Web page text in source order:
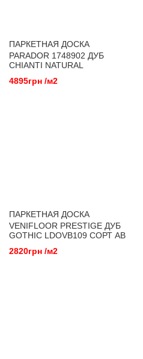
ПАРКЕТНАЯ ДОСКА
PARADOR 1748902 ДУБ
CHIANTI NATURAL
4895грн /м2
ПАРКЕТНАЯ ДОСКА
VENIFLOOR PRESTIGE ДУБ
GOTHIC LDOVB109 СОРТ AB
2820грн /м2